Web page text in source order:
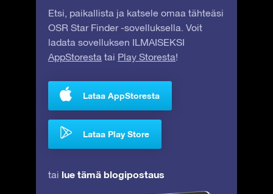
Etsi, paikallista ja katsele omaa tähteäsi
OSR Star Finder -sovelluksella. Voit
ladata sovelluksen ILMAISEKSI
AppStoresta tai Play Storesta!
Lataa AppStoresta
Lataa Play Store
tai lue tämä blogipostaus